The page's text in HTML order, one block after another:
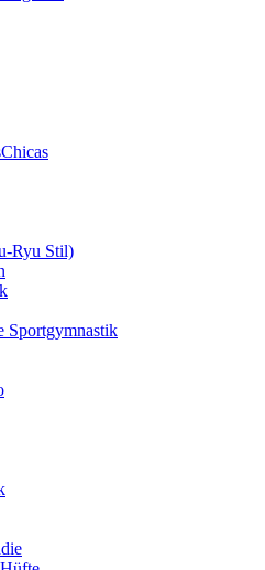
Ryu Stil)
Sportgymnastik